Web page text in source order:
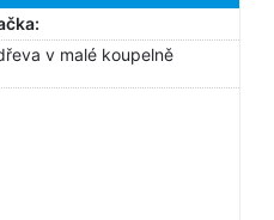
v malé koupelně